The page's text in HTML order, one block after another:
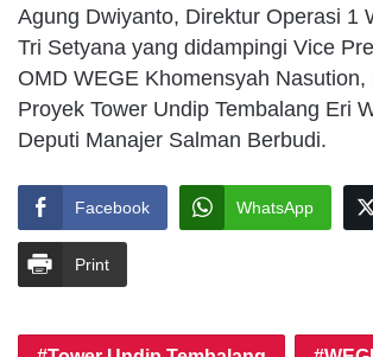
Agung Dwiyanto, Direktur Operasi 1
Tri Setyana yang didampingi Vice
OMD WEGE Khomensyah Nasution,
Proyek Tower Undip Tembalang Eri
Deputi Manajer Salman Berbudi.
Facebook WhatsApp
Print